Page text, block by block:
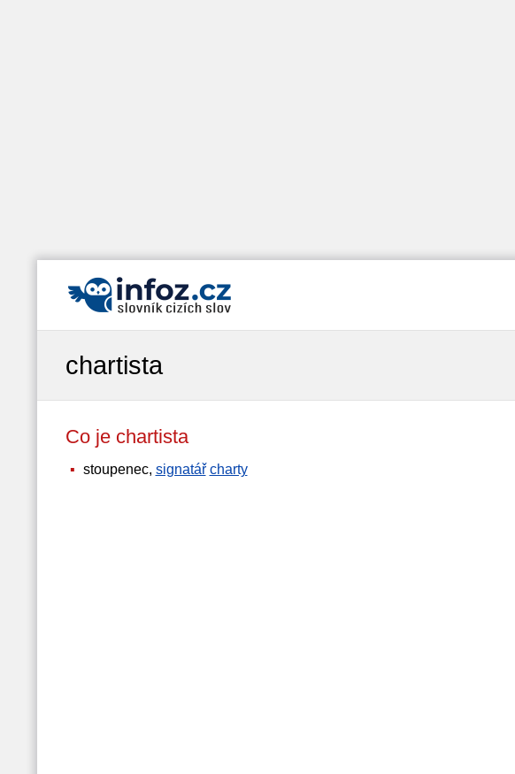
chartista
Co je chartista
stoupenec, signatář charty